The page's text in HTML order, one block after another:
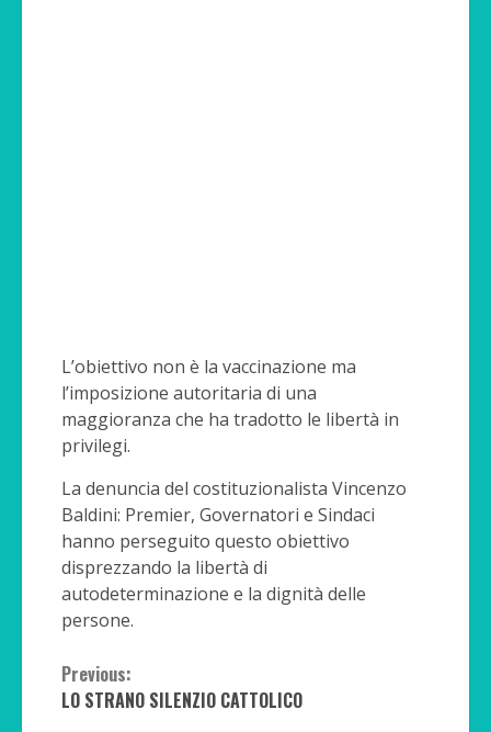
L’obiettivo non è la vaccinazione ma
l’imposizione autoritaria di una
maggioranza che ha tradotto le libertà in
privilegi.
La denuncia del costituzionalista Vincenzo
Baldini: Premier, Governatori e Sindaci
hanno perseguito questo obiettivo
disprezzando la libertà di
autodeterminazione e la dignità delle
persone.
Continue
Previous:
LO STRANO SILENZIO CATTOLICO